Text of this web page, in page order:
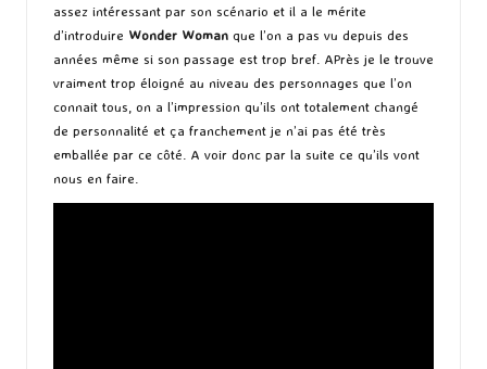
assez intéressant par son scénario et il a le mérite
d’introduire Wonder Woman que l’on a pas vu depuis des
années même si son passage est trop bref. APrès je le trouve
vraiment trop éloigné au niveau des personnages que l’on
connait tous, on a l’impression qu’ils ont totalement changé
de personnalité et ça franchement je n’ai pas été très
emballée par ce côté. A voir donc par la suite ce qu’ils vont
nous en faire.